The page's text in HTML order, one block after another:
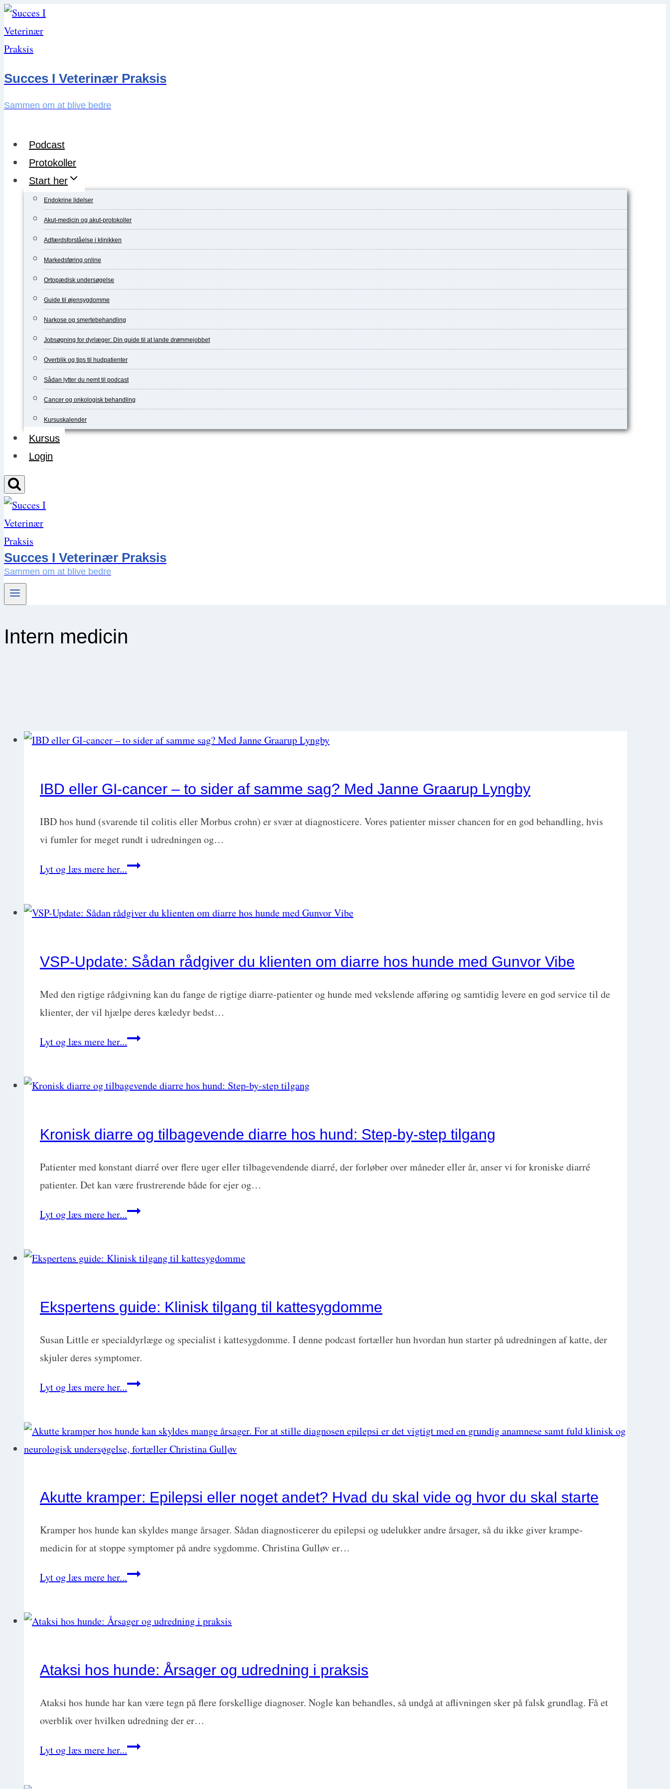
Skip
to
content
Succes I Veterinær Praksis
Sammen om at blive bedre
Podcast
Protokoller
Start her
Endokrine lidelser
Akut-medicin og akut-protokoller
Adfærdsforståelse i klinikken
Markedsføring online
Ortopædisk undersøgelse
Guide til øjensygdomme
Narkose og smertebehandling
Jobsøgning for dyrlæger: Din guide til at lande drømmejobbet
Overblik og tips til hudpatienter
Sådan lytter du nemt til podcast
Cancer og onkologisk behandling
Kursuskalender
Kursus
Login
Succes I Veterinær Praksis
Sammen om at blive bedre
Intern medicin
IBD eller GI-cancer – to sider af samme sag? Med Janne Graarup Lyngby
IBD hos hund (svarende til colitis eller Morbus crohn) er svær at diagnosticere. Vores patienter misser chancen for en god behandling, hvis
vi fumler for meget rundt i udredningen og…
Lyt og læs mere her...IBD
cancer
to
af
samme
Med
Graarup
VSP-Update: Sådan rådgiver du klienten om diarre hos hunde med Gunvor Vibe
Med den rigtige rådgivning kan du fange de rigtige diarre-patienter og hunde med vekslende afføring og samtidig levere en god service til de
klienter, der vil hjælpe deres kæledyr bedst…
Lyt og læs mere her...VSP-
rådgiver
klienten
diarre
hos
med
Vibe
Kronisk diarre og tilbagevende diarre hos hund: Step-by-step tilgang
Patienter med konstant diarré over flere uger eller tilbagevendende diarré, der forløber over måneder eller år, anser vi for kroniske diarré
patienter. Det kan være frustrerende både for ejer og…
Lyt og læs mere her...Kronisk
tilbagevende
hos
Step-
by-
tilgang
Ekspertens guide: Klinisk tilgang til kattesygdomme
Susan Little er specialdyrlæge og specialist i kattesygdomme. I denne podcast fortæller hun hvordan hun starter på udredningen af katte, der
skjuler deres symptomer.
Lyt og læs mere her...Ekspertens
tilgang
til
Akutte kramper: Epilepsi eller noget andet? Hvad du skal vide og hvor du skal starte
Kramper hos hunde kan skyldes mange årsager. Sådan diagnosticerer du epilepsi og udelukker andre årsager, så du ikke giver krampe-
medicin for at stoppe symptomer på andre sygdomme. Christina Gulløv er…
Lyt og læs mere her...Akutte
eller
andet?
du
skal
og
Ataksi hos hunde: Årsager og udredning i praksis
Ataksi hos hunde har kan være tegn på flere forskellige diagnoser. Nogle kan behandles, så undgå at aflivningen sker på falsk grundlag. Få et
overblik over hvilken udredning der er…
Lyt og læs mere her...Ataksi